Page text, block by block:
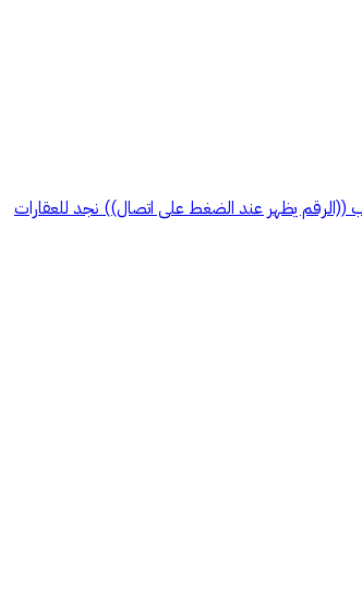
الصك حر افراغ فوري للتواصل والاستفسار واتسااااااب ((الرقم يظهر عند الضغط على اتصال)) نجد للعقارات